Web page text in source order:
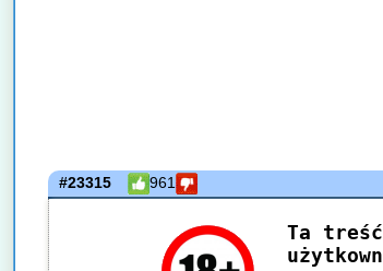
#23315 961